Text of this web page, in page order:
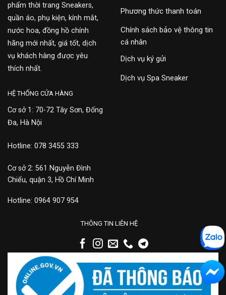
phẩm thời trang Sneakers,
quần áo, phụ kiện, kính mắt,
nước hoa, đồng hồ chính
hãng mới nhất, giá tốt, dịch
vụ khách hàng được yêu
thích nhất.
Phương thức thanh toán
Chính sách bảo vệ thông tin
cá nhân
Dịch vụ ký gửi
Dịch vụ Spa Sneaker
HỆ THỐNG CỬA HÀNG
Cơ sở 1: 70-72 Tây Sơn, Đống
Đa, Hà Nội
Hotline: 078 3455 333
Cơ sở 2: 561 Nguyễn Đình
Chiểu, quận 3, Hồ Chí Minh
Hotline: 0964 907 954
THÔNG TIN LIÊN HỆ